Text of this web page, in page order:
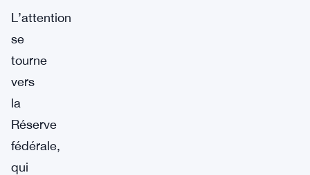
L’attention
se
tourne
vers
la
Réserve
fédérale,
qui